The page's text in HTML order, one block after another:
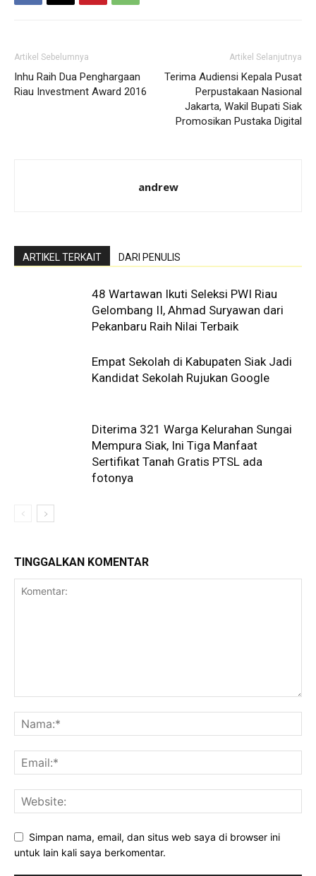
Artikel Sebelumnya
Inhu Raih Dua Penghargaan
Riau Investment Award 2016
Artikel Selanjutnya
Terima Audiensi Kepala Pusat
Perpustakaan Nasional
Jakarta, Wakil Bupati Siak
Promosikan Pustaka Digital
andrew
ARTIKEL TERKAIT DARI PENULIS
48 Wartawan Ikuti Seleksi PWI Riau
Gelombang II, Ahmad Suryawan dari
Pekanbaru Raih Nilai Terbaik
Empat Sekolah di Kabupaten Siak Jadi
Kandidat Sekolah Rujukan Google
Diterima 321 Warga Kelurahan Sungai
Mempura Siak, Ini Tiga Manfaat
Sertifikat Tanah Gratis PTSL ada
fotonya
TINGGALKAN KOMENTAR
Simpan nama, email, dan situs web saya di browser ini
untuk lain kali saya berkomentar.